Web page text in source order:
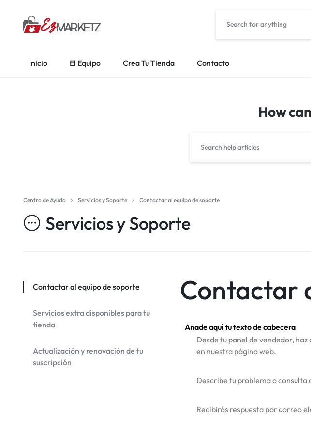
EMPRENDEDORES,
Inicio El Equipo Crea Tu Tienda Contacto
How
Centro de Ayuda Servicios y Soporte Contactar al equipo de soporte
Servicios y Soporte
Contactar
Añade aquí tu texto de cabecera
Desde tu panel de vendedor,
en nuestra página web.
Describe tu problema o consulta
Recibirás respuesta por correo
Contactar al equipo de soporte
Servicios extra disponibles para tu
tienda
Actualización y renovación de tu
suscripción